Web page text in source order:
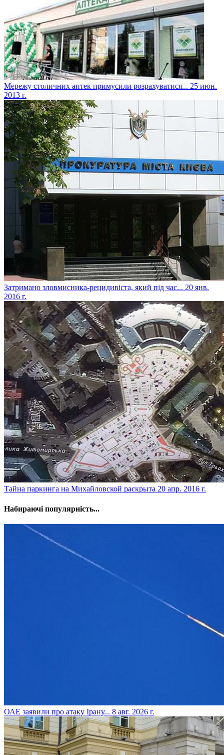
Мережу столичних аптек примусили розрахуватися... 25 июн.
2013 г.
Затримано зловмисника-рецидивіста, який під час... 20 янв.
2016 г.
Тайна паркинга на Михайловской раскрыта 20 апр. 2016 г.
Набираючі популярність...
​ОАЕ заявили про атаку Ірану... 8 авг. 2026 г.